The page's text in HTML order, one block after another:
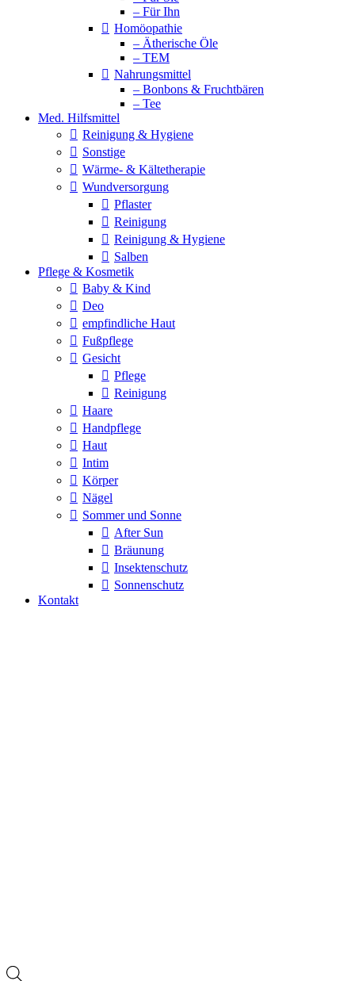
– Für Ihn
Homöopathie
– Ätherische Öle
– TEM
Nahrungsmittel
– Bonbons & Fruchtbären
– Tee
Med. Hilfsmittel
Reinigung & Hygiene
Sonstige
Wärme- & Kältetherapie
Wundversorgung
Pflaster
Reinigung
Reinigung & Hygiene
Salben
Pflege & Kosmetik
Baby & Kind
Deo
empfindliche Haut
Fußpflege
Gesicht
Pflege
Reinigung
Haare
Handpflege
Haut
Intim
Körper
Nägel
Sommer und Sonne
After Sun
Bräunung
Insektenschutz
Sonnenschutz
Kontakt